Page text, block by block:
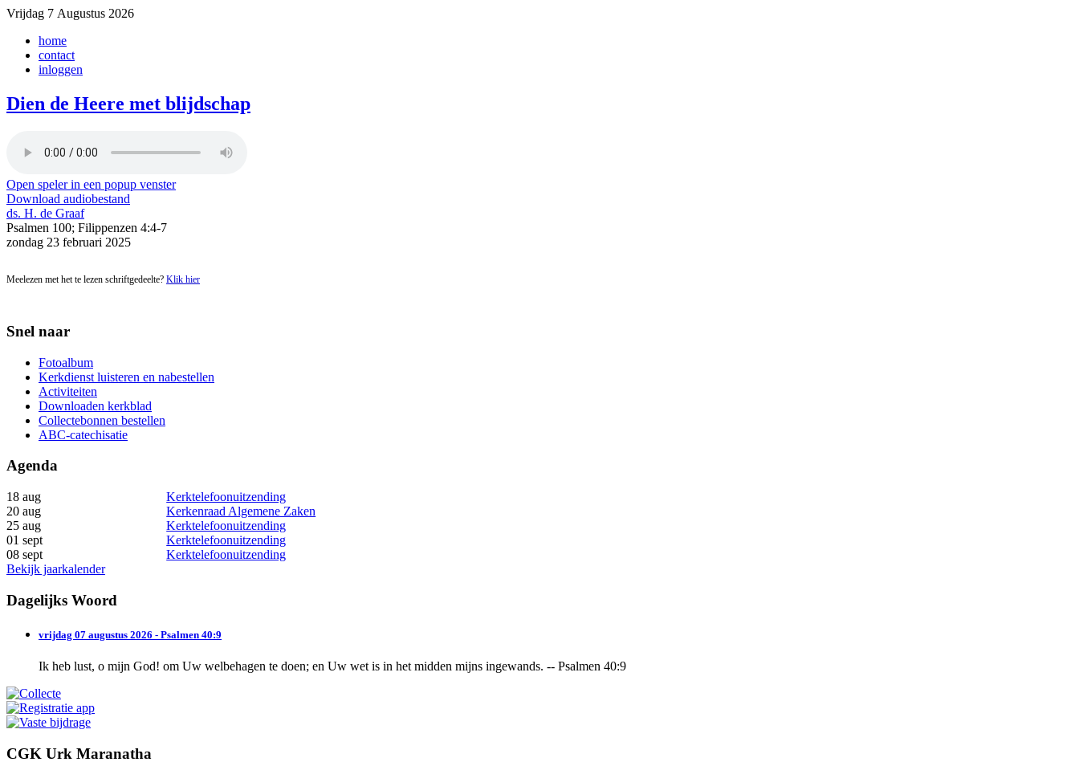
Vrijdag 7 Augustus 2026
home
contact
inloggen
Dien de Heere met blijdschap
Open speler in een popup venster
Download audiobestand
ds. H. de Graaf
Psalmen 100; Filippenzen 4:4-7
zondag 23 februari 2025
Meelezen met het te lezen schriftgedeelte? Klik hier
Snel naar
Fotoalbum
Kerkdienst luisteren en nabestellen
Activiteiten
Downloaden kerkblad
Collectebonnen bestellen
ABC-catechisatie
Agenda
18 aug
Kerktelefoonuitzending
20 aug
Kerkenraad Algemene Zaken
25 aug
Kerktelefoonuitzending
01 sept
Kerktelefoonuitzending
08 sept
Kerktelefoonuitzending
Bekijk jaarkalender
Dagelijks Woord
vrijdag 07 augustus 2026 - Psalmen 40:9
Ik heb lust, o mijn God! om Uw welbehagen te doen; en Uw wet is in het midden mijns ingewands. -- Psalmen 40:9
CGK Urk Maranatha